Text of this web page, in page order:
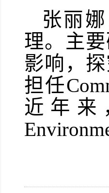
张丽
理。主
影响，
担任
近年来